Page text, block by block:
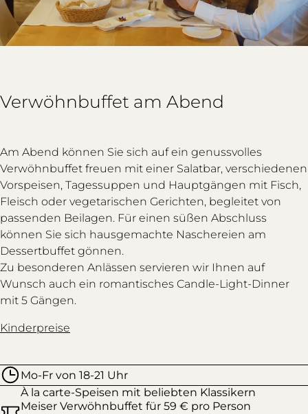
Verwöhnbuffet am Abend
Am Abend können Sie sich auf ein genussvolles
Verwöhnbuffet freuen mit einer Salatbar, verschiedenen
Vorspeisen, Tagessuppen und Hauptgängen mit Fisch,
Fleisch oder vegetarischen Gerichten, begleitet von
passenden Beilagen. Für einen süßen Abschluss
können Sie sich hausgemachte Naschereien am
Dessertbuffet gönnen.
Zu besonderen Anlässen servieren wir Ihnen auf
Wunsch auch ein romantisches Candle-Light-Dinner
mit 5 Gängen.
Kinderpreise
Mo-Fr von 18-21 Uhr
À la carte-Speisen mit beliebten Klassikern
Meiser Verwöhnbuffet für 59 € pro Person